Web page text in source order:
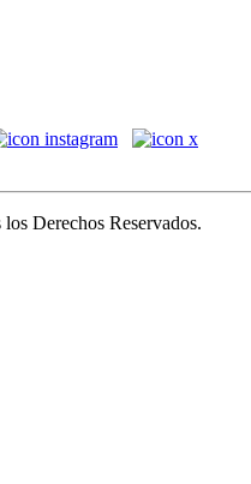
Derechos Reservados.